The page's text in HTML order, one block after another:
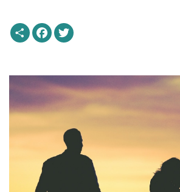
ShareFacebook